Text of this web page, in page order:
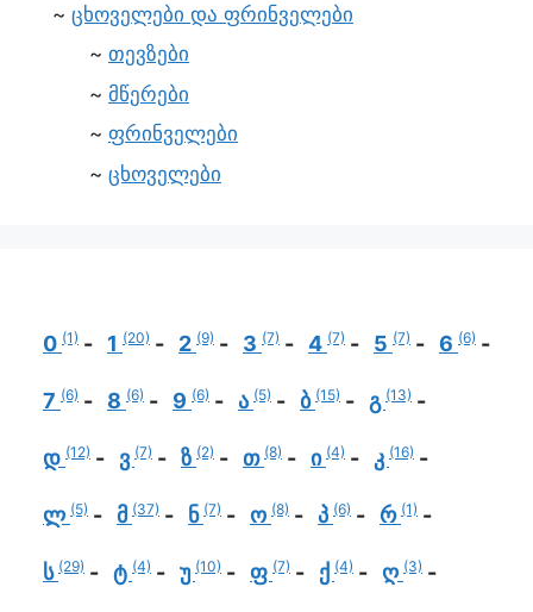
ცხოველები და ფრინველები
თევზები
მწერები
ფრინველები
ცხოველები
0 (1) 1 (20) 2 (9) 3 (7) 4 (7) 5 (7) 6 (6)
7 (6) 8 (6) 9 (6) ა (5) ბ (15) გ (13)
დ (12) ვ (7) ზ (2) თ (8) ი (4) კ (16)
ლ (5) მ (37) ნ (7) ო (8) პ (6) რ (1)
ს (29) ტ (4) უ (10) ფ (7) ქ (4) ღ (3)